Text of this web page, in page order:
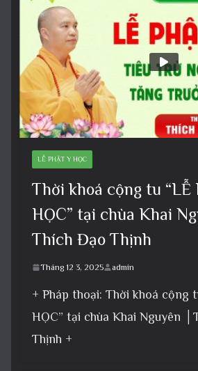
LỄ PHẬT Y HỌC
Thời khoá cộng tu “LỄ
HỌC” tại chùa Khai
Thích Đạo Thịnh
Tháng 12 3, 2025 admin
+ Pháp thoại: Thời khoá cộng
HỌC” tại chùa Khai Nguyên
Thịnh +